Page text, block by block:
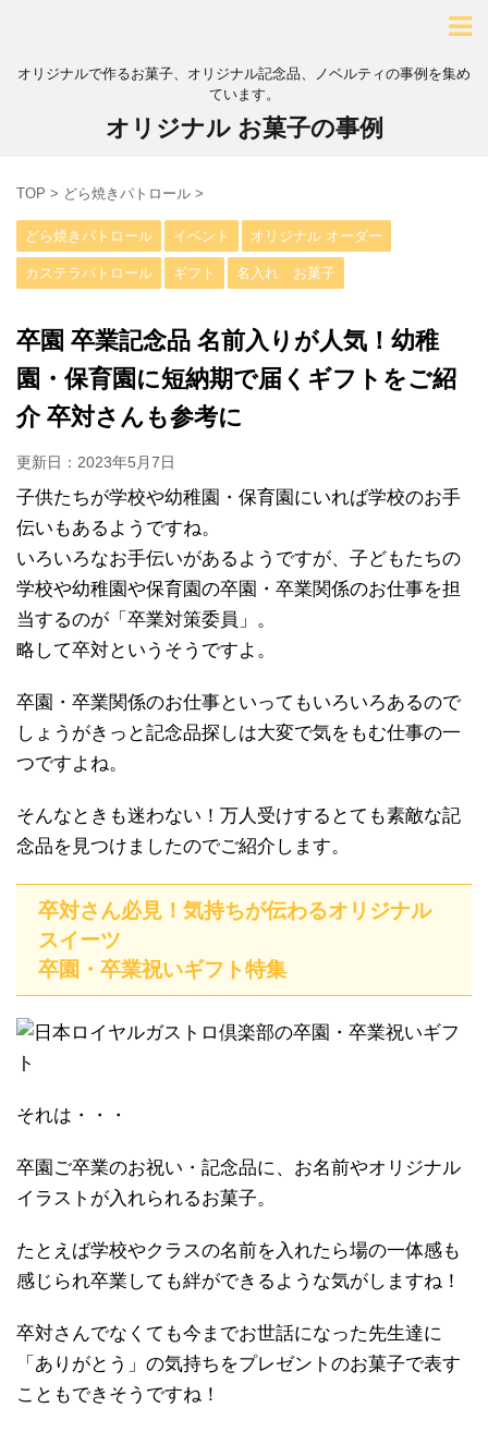
オリジナルで作るお菓子、オリジナル記念品、ノベルティの事例を集め
ています。
オリジナル お菓子の事例
TOP > どら焼きパトロール >
どら焼きパトロール イベント オリジナル オーダー
カステラパトロール ギフト 名入れ お菓子
卒園 卒業記念品 名前入りが人気！幼稚
園・保育園に短納期で届くギフトをご紹
介 卒対さんも参考に
更新日： 2023年5月7日
子供たちが学校や幼稚園・保育園にいれば学校のお手
伝いもあるようですね。
いろいろなお手伝いがあるようですが、子どもたちの
学校や幼稚園や保育園の卒園・卒業関係のお仕事を担
当するのが「卒業対策委員」。
略して卒対というそうですよ。
卒園・卒業関係のお仕事といってもいろいろあるので
しょうがきっと記念品探しは大変で気をもむ仕事の一
つですよね。
そんなときも迷わない！万人受けするとても素敵な記
念品を見つけましたのでご紹介します。
卒対さん必見！気持ちが伝わるオリジナル
スイーツ
卒園・卒業祝いギフト特集
それは・・・
卒園ご卒業のお祝い・記念品に、お名前やオリジナル
イラストが入れられるお菓子。
たとえば学校やクラスの名前を入れたら場の一体感も
感じられ卒業しても絆ができるような気がしますね！
卒対さんでなくても今までお世話になった先生達に
「ありがとう」の気持ちをプレゼントのお菓子で表す
こともできそうですね！